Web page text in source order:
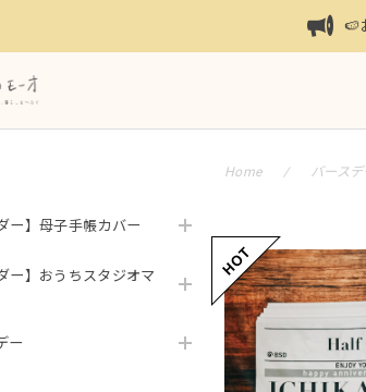
🍉
ー】母子手帳カバー
ー】おうちスタジオマ
ー
Home バースデ